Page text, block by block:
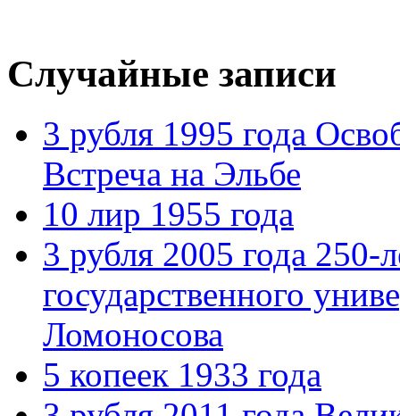
Случайные записи
3 рубля 1995 года
Встреча на Эльбе
10 лир 1955 года
3 рубля 2005 года 250-
государственного
Ломоносова
5 копеек 1933 года